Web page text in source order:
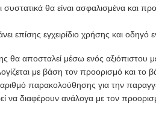
θα είναι ασφαλισμένα και
επίσης εγχειρίδιο χρήσης και οδηγό
θα αποσταλεί μέσω ενός αξιόπιστου
με βάση τον προορισμό και το
παρακολούθησης για την
να διαφέρουν ανάλογα με τον